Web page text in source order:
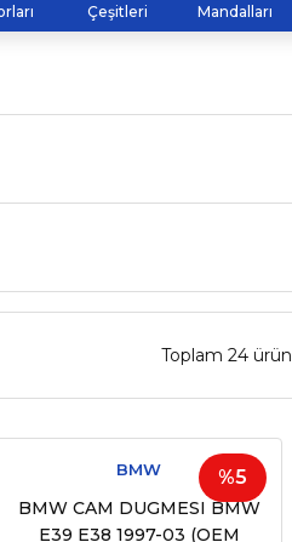
Çeşitleri
Mandalları
Toplam 24 ürün
%5
BMW
BMW CAM DUGMESI BMW
E39 E38 1997-03 (OEM